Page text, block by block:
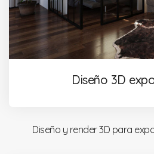
Diseño 3D
Diseño y render 3D para